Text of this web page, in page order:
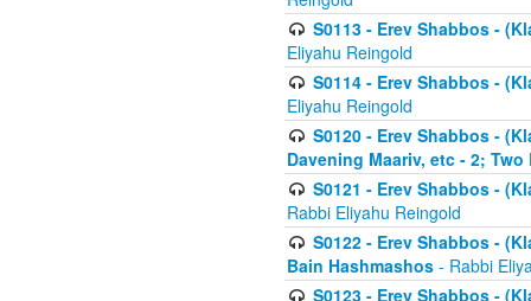
S0113 - Erev Shabbos -
Eliyahu Reingold
S0114 - Erev Shabbos -
Eliyahu Reingold
S0120 - Erev Shabbos -
Davening Maariv, etc - 2;
S0121 - Erev Shabbos -
Rabbi Eliyahu Reingold
S0122 - Erev Shabbos -
Bain Hashmashos - Rabbi
S0123 - Erev Shabbos -